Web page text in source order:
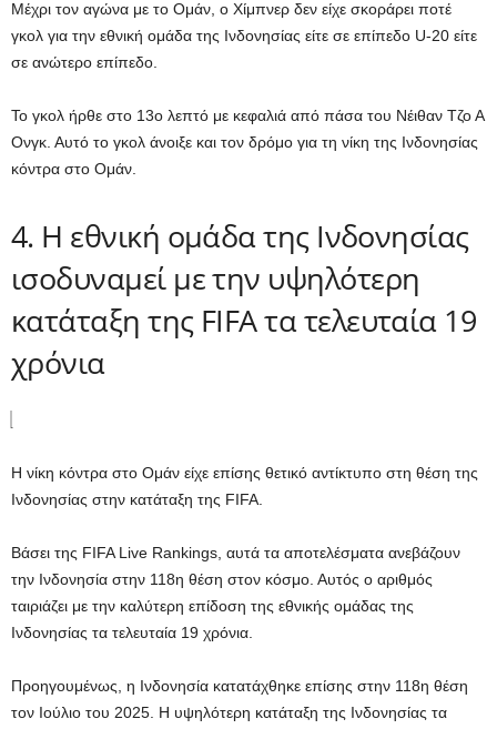
Μέχρι τον αγώνα με το Ομάν, ο Χίμπνερ δεν είχε σκοράρει ποτέ
γκολ για την εθνική ομάδα της Ινδονησίας είτε σε επίπεδο U-20 είτε
σε ανώτερο επίπεδο.
Το γκολ ήρθε στο 13ο λεπτό με κεφαλιά από πάσα του Νέιθαν Τζο Α
Ονγκ. Αυτό το γκολ άνοιξε και τον δρόμο για τη νίκη της Ινδονησίας
κόντρα στο Ομάν.
4. Η εθνική ομάδα της Ινδονησίας
ισοδυναμεί με την υψηλότερη
κατάταξη της FIFA τα τελευταία 19
χρόνια
Η νίκη κόντρα στο Ομάν είχε επίσης θετικό αντίκτυπο στη θέση της
Ινδονησίας στην κατάταξη της FIFA.
Βάσει της FIFA Live Rankings, αυτά τα αποτελέσματα ανεβάζουν
την Ινδονησία στην 118η θέση στον κόσμο. Αυτός ο αριθμός
ταιριάζει με την καλύτερη επίδοση της εθνικής ομάδας της
Ινδονησίας τα τελευταία 19 χρόνια.
Προηγουμένως, η Ινδονησία κατατάχθηκε επίσης στην 118η θέση
τον Ιούλιο του 2025. Η υψηλότερη κατάταξη της Ινδονησίας τα